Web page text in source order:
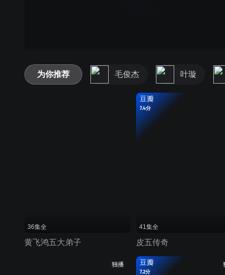
为你推荐 毛俊杰 叶璇
36集全
黄飞鸿五大弟子
豆瓣
7.4分
41集全
皮五传奇
独播 豆瓣
7.2分